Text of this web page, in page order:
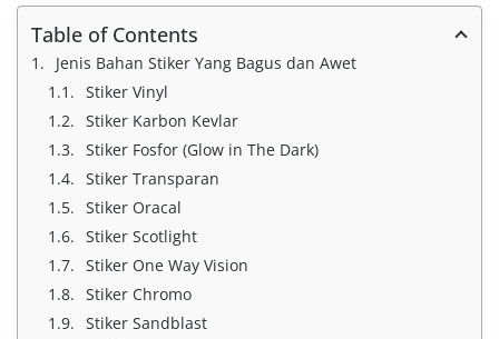
Table of Contents
Jenis Bahan Stiker Yang Bagus dan Awet
Stiker Vinyl
Stiker Karbon Kevlar
Stiker Fosfor (Glow in The Dark)
Stiker Transparan
Stiker Oracal
Stiker Scotlight
Stiker One Way Vision
Stiker Chromo
Stiker Sandblast